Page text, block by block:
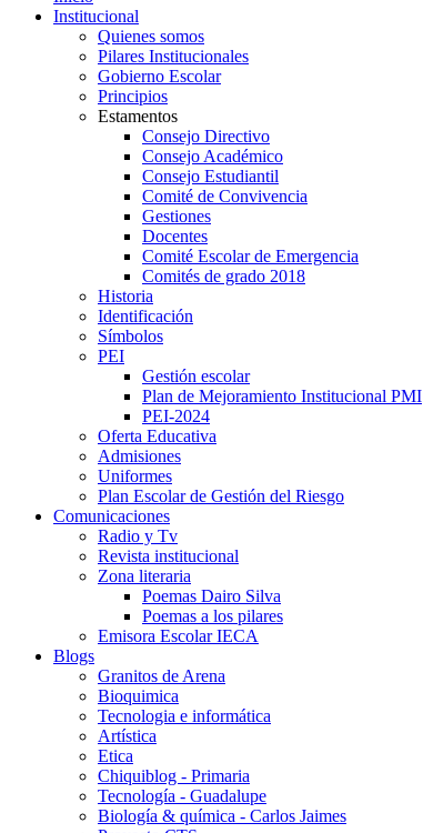
Institucional
Quienes somos
Pilares Institucionales
Gobierno Escolar
Principios
Estamentos
Consejo Directivo
Consejo Académico
Consejo Estudiantil
Comité de Convivencia
Gestiones
Docentes
Comité Escolar de Emergencia
Comités de grado 2018
Historia
Identificación
Símbolos
PEI
Gestión escolar
Plan de Mejoramiento Institucional PMI
PEI-2024
Oferta Educativa
Admisiones
Uniformes
Plan Escolar de Gestión del Riesgo
Comunicaciones
Radio y Tv
Revista institucional
Zona literaria
Poemas Dairo Silva
Poemas a los pilares
Emisora Escolar IECA
Blogs
Granitos de Arena
Bioquimica
Tecnologia e informática
Artística
Etica
Chiquiblog - Primaria
Tecnología - Guadalupe
Biología & química - Carlos Jaimes